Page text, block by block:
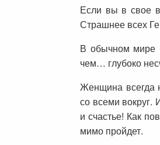
Если вы в свое
Страшнее всех
В обычном мире
чем… глубоко
Женщина всегда
со всеми вокруг.
и счастье! Как
мимо пройдет.